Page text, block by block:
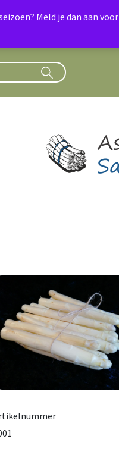
Meld je dan aan